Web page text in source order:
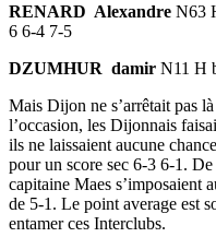
RENARD Alexandre N63
6 6-4 7-5
DZUMHUR damir N11 H
Mais Dijon ne s’arrêtait pas
l’occasion, les Dijonnais
ils ne laissaient aucune
pour un score sec 6-3 6-1.
capitaine Maes s’imposaient
de 5-1. Le point average est
entamer ces Interclubs.